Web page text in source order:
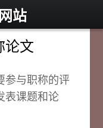
站
论文
参与职称的评
表课题和论